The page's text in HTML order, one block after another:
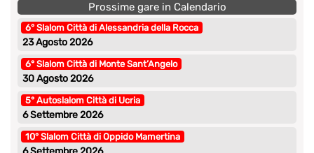
Prossime gare in Calendario
6° Slalom Città di Alessandria della Rocca
23 Agosto 2026
6° Slalom Città di Monte Sant’Angelo
30 Agosto 2026
5° Autoslalom Città di Ucria
6 Settembre 2026
10° Slalom Città di Oppido Mamertina